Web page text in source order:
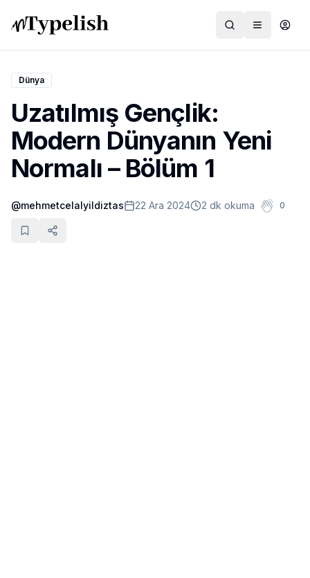
Dünya
Film ve Dizi
Kültür ve Sanat
Sağlık
Siyaset ve Tarih
Dünya
Uzatılmış Gençlik:
Modern Dünyanın Yeni
Normalı – Bölüm 1
@mehmetcelalyildiztas 22 Ara 2024 2 dk okuma 0